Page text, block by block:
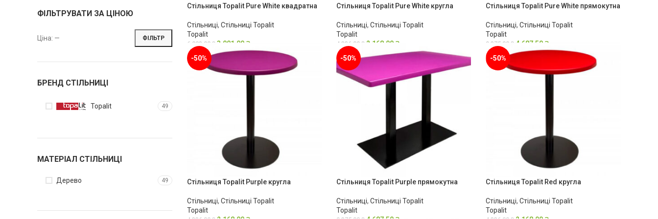
ФІЛЬТРУВАТИ ЗА ЦІНОЮ
ФІЛЬТР
Ціна: —
БРЕНД СТІЛЬНИЦІ
Topalit 49
МАТЕРІАЛ СТІЛЬНИЦІ
Дерево 49
Стільниця Topalit Pure White квадратна
Стільниці, Стільниці Topalit
Topalit
6,002.00 ₴ 3,001.00 ₴
Стільниця Topalit Pure White кругла
Стільниці, Стільниці Topalit
Topalit
4,336.00 ₴ 2,168.00 ₴
Стільниця Topalit Pure White прямокутна
Стільниці,Стільниці Topalit
Topalit
9,375.00 ₴ 4,687.50 ₴
-50%
Стільниця Topalit Purple кругла
Стільниці, Стільниці Topalit
Topalit
-50%
Стільниця Topalit Purple прямокутна
Стільниці, Стільниці Topalit
Topalit
-50%
Стільниця Topalit Red кругла
Стільниці,Стільниці Topalit
Topalit